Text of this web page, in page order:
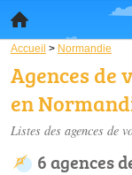
Accueil > Normandie
Agences de
en
Listes des agences de
6 agences